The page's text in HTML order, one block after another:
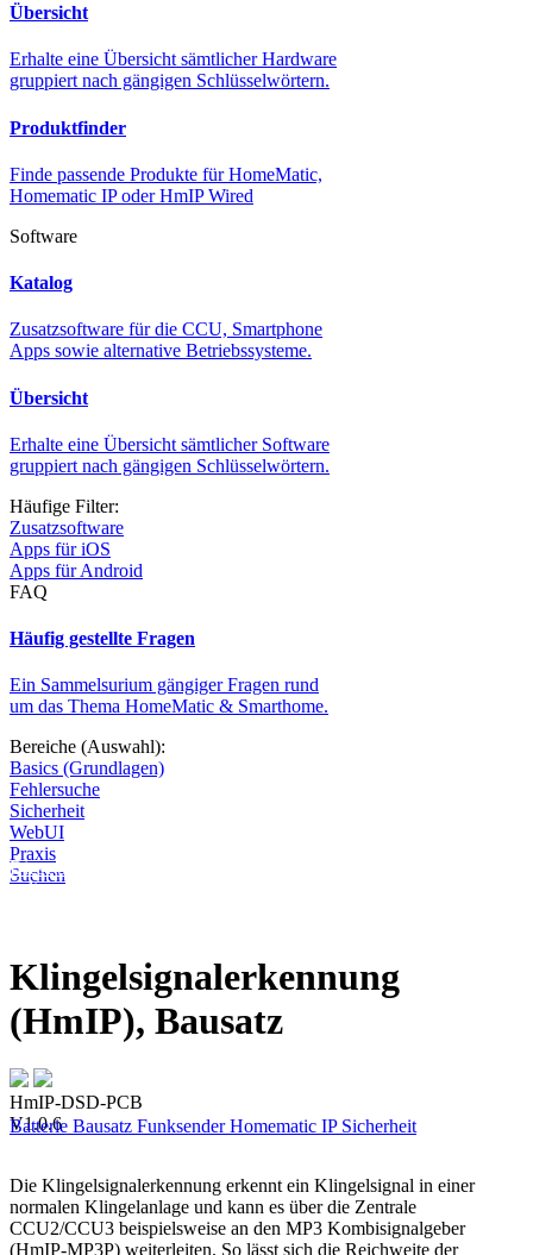
Übersicht
Erhalte eine Übersicht sämtlicher Hardware
gruppiert nach gängigen Schlüsselwörtern.
Produktfinder
Finde passende Produkte für HomeMatic,
Homematic IP oder HmIP Wired
Software
Katalog
Zusatzsoftware für die CCU, Smartphone
Apps sowie alternative Betriebssysteme.
Übersicht
Erhalte eine Übersicht sämtlicher Software
gruppiert nach gängigen Schlüsselwörtern.
Häufige Filter:
Zusatzsoftware
Apps für iOS
Apps für Android
FAQ
Häufig gestellte Fragen
Ein Sammelsurium gängiger Fragen rund
um das Thema HomeMatic & Smarthome.
Bereiche (Auswahl):
Basics (Grundlagen)
Fehlersuche
Sicherheit
WebUI
Praxis
Suchen
Diese Seite wird nicht weitergeführt, bleibt aber als digitales Archiv
online. Vielen Dank für deinen Besuch!
Klingelsignalerkennung
(HmIP), Bausatz
HmIP-DSD-PCB
V1.0.6
Batterie Bausatz FunksenderHomematic IP Sicherheit
Die Klingelsignalerkennung erkennt ein Klingelsignal in einer
normalen Klingelanlage und kann es über die Zentrale
CCU2/CCU3 beispielsweise an den MP3 Kombisignalgeber
(HmIP-MP3P) weiterleiten. So lässt sich die Reichweite der